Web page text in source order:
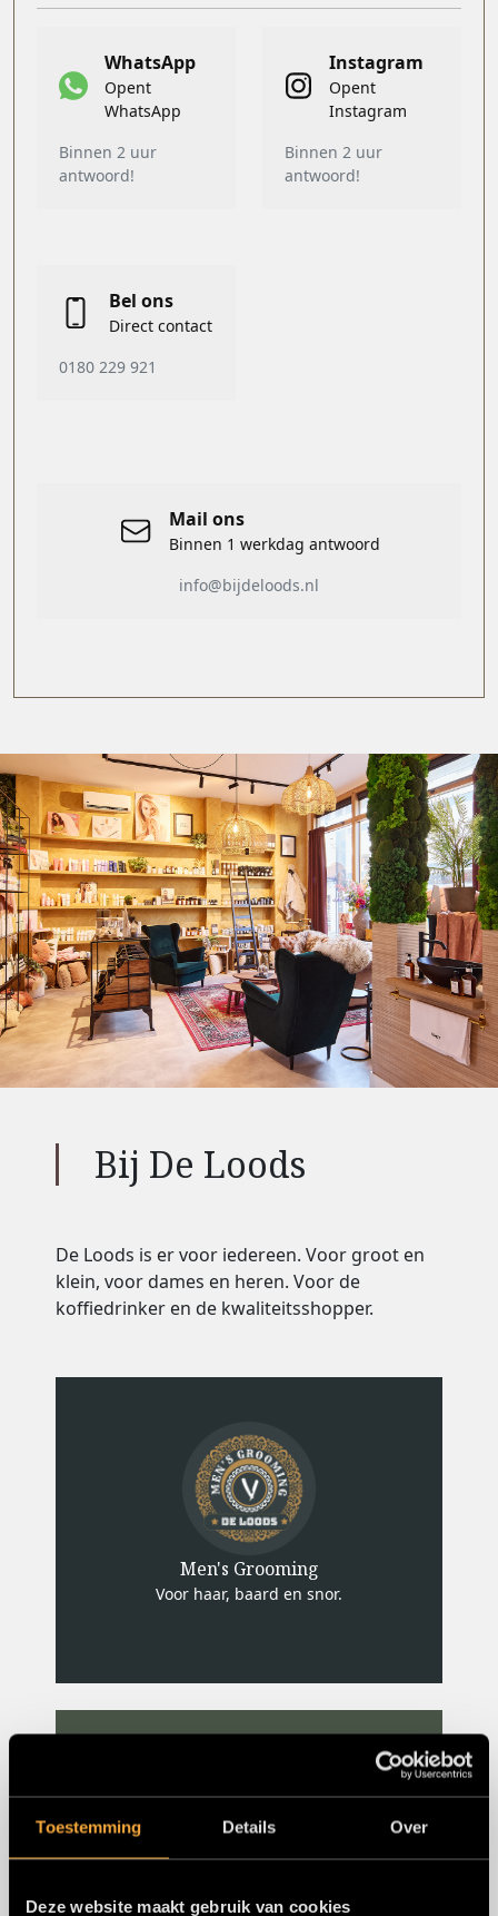
Toestemming Details Over
Deze website maakt gebruik van cookies
WhatsApp
Opent
WhatsApp
Binnen 2 uur
antwoord!
Instagram
Opent
Instagram
Binnen 2 uur
antwoord!
Bel ons
Direct contact
0180 229 921
Mail ons
Binnen 1 werkdag antwoord
info@bijdeloods.nl
Bij De Loods
De Loods is er voor iedereen. Voor groot en
klein, voor dames en heren. Voor de
koffiedrinker en de kwaliteitsshopper.
Men's Grooming
Voor haar, baard en snor.
LP Café